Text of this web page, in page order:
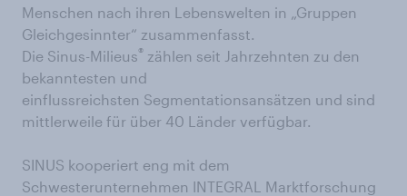
Menschen nach ihren Lebenswelten in „Gruppen
Gleichgesinnter“ zusammenfasst.
Die Sinus-Milieus® zählen seit Jahrzehnten zu den
bekanntesten und
einflussreichsten Segmentationsansätzen und sind
mittlerweile für über 40 Länder verfügbar.
SINUS kooperiert eng mit dem
Schwesterunternehmen INTEGRAL Marktforschung